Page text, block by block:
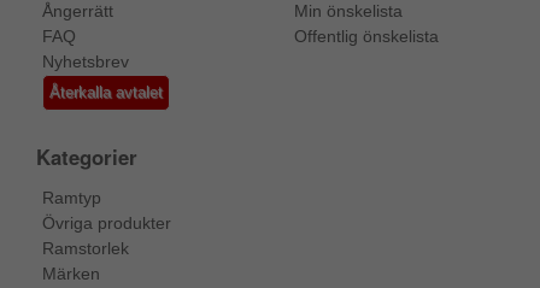
Ångerrätt
FAQ
Nyhetsbrev
Återkalla avtalet
Min önskelista
Offentlig önskelista
Kategorier
Ramtyp
Övriga produkter
Ramstorlek
Märken